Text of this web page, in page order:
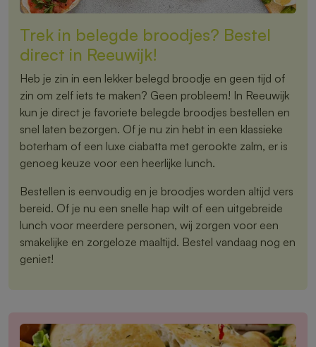
Trek in belegde broodjes? Bestel
direct in Reeuwijk!
Heb je zin in een lekker belegd broodje en geen tijd of
zin om zelf iets te maken? Geen probleem! In Reeuwijk
kun je direct je favoriete belegde broodjes bestellen en
snel laten bezorgen. Of je nu zin hebt in een klassieke
boterham of een luxe ciabatta met gerookte zalm, er is
genoeg keuze voor een heerlijke lunch.
Bestellen is eenvoudig en je broodjes worden altijd vers
bereid. Of je nu een snelle hap wilt of een uitgebreide
lunch voor meerdere personen, wij zorgen voor een
smakelijke en zorgeloze maaltijd. Bestel vandaag nog en
geniet!